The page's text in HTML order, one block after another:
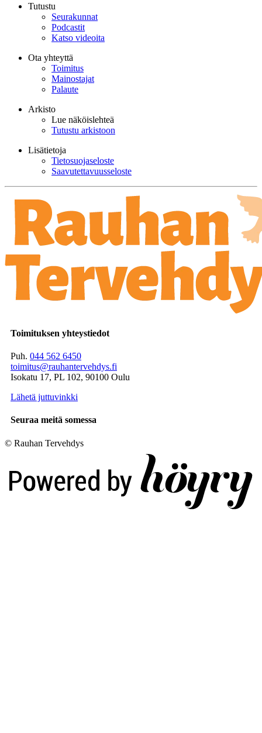
Tutustu
Seurakunnat
Podcastit
Katso videoita
Ota yhteyttä
Toimitus
Mainostajat
Palaute
Arkisto
Lue näköislehteä
Tutustu arkistoon
Lisätietoja
Tietosuojaseloste
Saavutettavuusseloste
Toimituksen yhteystiedot
Puh. 044 562 6450
toimitus@rauhantervehdys.fi
Isokatu 17, PL 102, 90100 Oulu
Lähetä juttuvinkki
Seuraa meitä somessa
© Rauhan Tervehdys